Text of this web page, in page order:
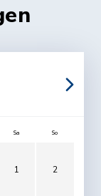
Sa So
1 2